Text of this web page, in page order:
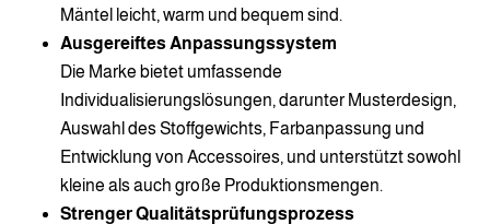
Mäntel leicht, warm und bequem sind.
Ausgereiftes Anpassungssystem
Die Marke bietet umfassende
Individualisierungslösungen, darunter Musterdesign,
Auswahl des Stoffgewichts, Farbanpassung und
Entwicklung von Accessoires, und unterstützt sowohl
kleine als auch große Produktionsmengen.
Strenger Qualitätsprüfungsprozess